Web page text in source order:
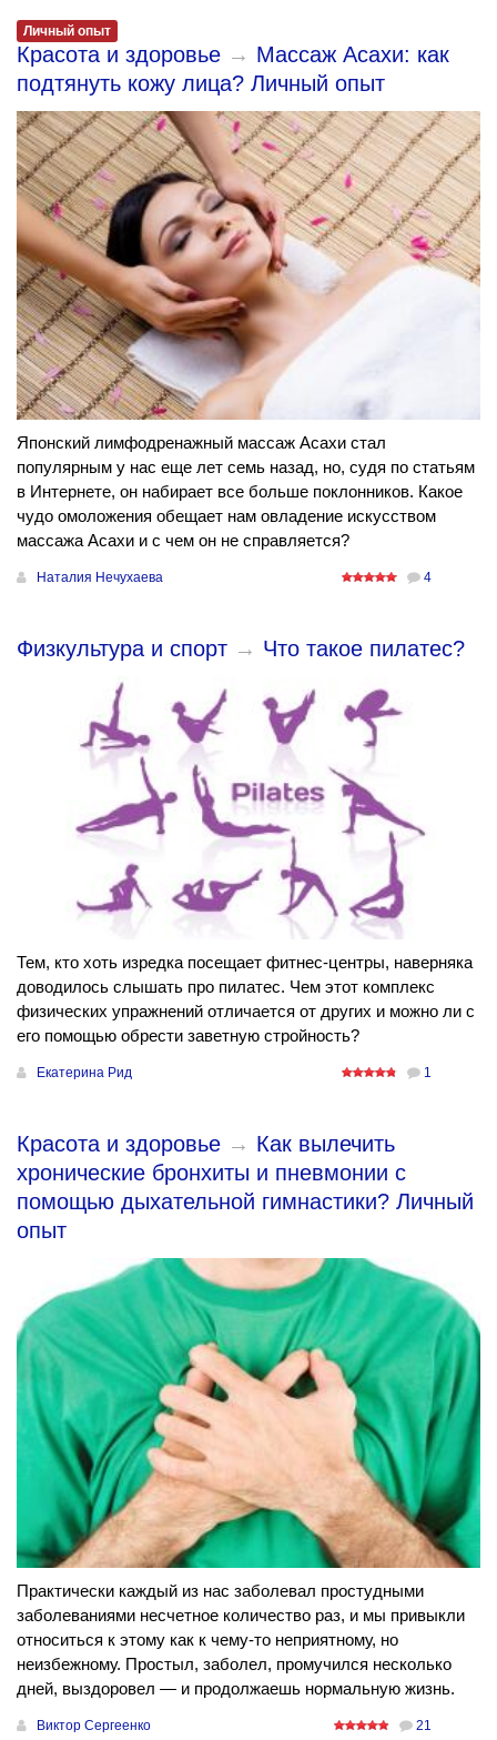
Личный опыт
Красота и здоровье → Массаж Асахи: как
подтянуть кожу лица? Личный опыт
Японский лимфодренажный массаж Асахи стал
популярным у нас еще лет семь назад, но, судя по статьям
в Интернете, он набирает все больше поклонников. Какое
чудо омоложения обещает нам овладение искусством
массажа Асахи и с чем он не справляется?
Наталия Нечухаева 4
Физкультура и спорт → Что такое пилатес?
Тем, кто хоть изредка посещает фитнес-центры, наверняка
доводилось слышать про пилатес. Чем этот комплекс
физических упражнений отличается от других и можно ли с
его помощью обрести заветную стройность?
Екатерина Рид 1
Красота и здоровье → Как вылечить
хронические бронхиты и пневмонии с
помощью дыхательной гимнастики? Личный
опыт
Практически каждый из нас заболевал простудными
заболеваниями несчетное количество раз, и мы привыкли
относиться к этому как к чему-то неприятному, но
неизбежному. Простыл, заболел, промучился несколько
дней, выздоровел — и продолжаешь нормальную жизнь.
Виктор Сергеенко 21